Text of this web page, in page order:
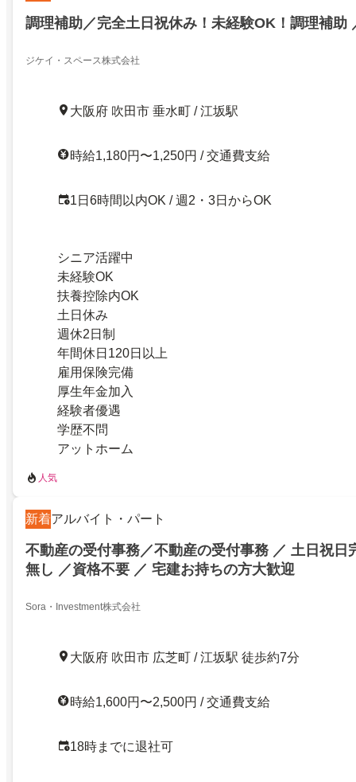
調理補助／完全土日祝休み！未経験OK！調理補助
ジケイ・スペース株式会社
大阪府 吹田市 垂水町 / 江坂駅
時給1,180円〜1,250円 / 交通費支給
1日6時間以内OK / 週2・3日からOK
シニア活躍中
未経験OK
扶養控除内OK
土日休み
週休2日制
年間休日120日以上
雇用保険完備
厚生年金加入
経験者優遇
学歴不問
アットホーム
人気
新着アルバイト・パート
不動産の受付事務／不動産の受付事務 ／ 土日祝日
無し ／資格不要 ／ 宅建お持ちの方大歓迎
Sora・Investment株式会社
大阪府 吹田市 広芝町 / 江坂駅 徒歩約7分
時給1,600円〜2,500円 / 交通費支給
18時までに退社可